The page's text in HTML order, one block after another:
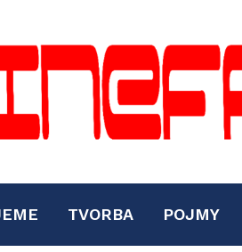
TVORBA POJMY